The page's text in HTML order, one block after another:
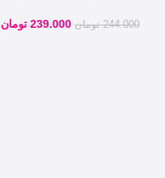
244.000 تومان 239.000 تومان